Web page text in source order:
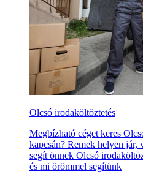
Olcsó irodaköltöztetés
Megbízható céget keres
kapcsán? Remek helyen jár,
segít önnek Olcsó
és mi örömmel segítünk